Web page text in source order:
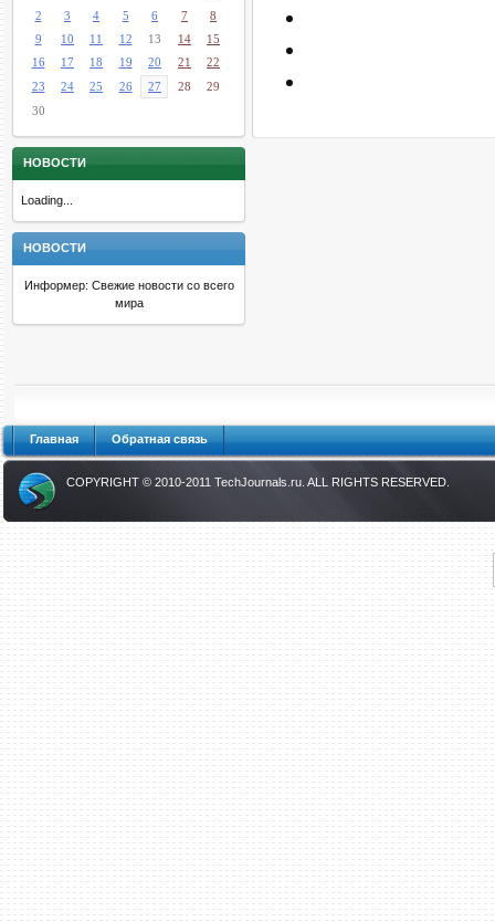
2
3 4 5 6 7
8
9
10 11 12 13 14
15
16
17 18 19 20 21
22
23
24 25 26 27 28
29
30
НОВОСТИ
Loading...
НОВОСТИ
Информер: Свежие новости со всего
мира
Главная Обратная связь
COPYRIGHT © 2010-2011 TechJournals.ru . ALL RIGHTS RESERVED.